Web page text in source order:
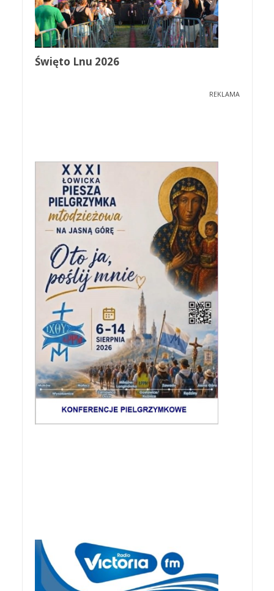
Święto Lnu 2026
REKLAMA